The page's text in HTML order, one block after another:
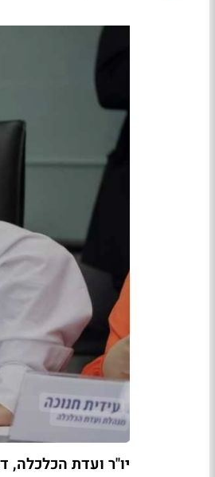
יו"ר ועדת הכלכלה,